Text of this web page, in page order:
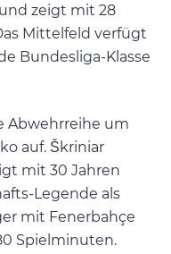
zeigt mit 28
Mittelfeld verfügt
Bundesliga-Klasse
Abwehrreihe um
auf. Škriniar
mit 30 Jahren
Legende als
mit Fenerbahçe
Spielminuten.